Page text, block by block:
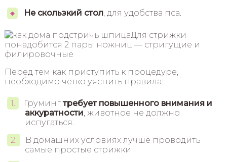
Не скользкий стол, для удобства пса.
Для стрижки
понадобится 2 пары ножниц — стригущие и
филировочные
Перед тем как приступить к процедуре,
необходимо четко уяснить правила:
Груминг требует повышенного внимания и
аккуратности, животное не должно
испугаться.
В домашних условиях лучше проводить
самые простые стрижки.